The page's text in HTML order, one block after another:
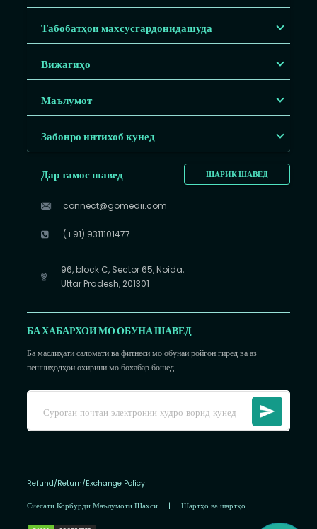
Табобатҳои махсусгардонидашуда
Вижагиҳо
Маълумот
Забонро интихоб кунед
ШАРИК ШАВЕД
Дар тамос шавед
connect@gomedii.com
(+91) 9311101477
96, block C, Sector 65, Noida,
Uttar Pradesh, 201301
БА ХАБАРХОИ МО ОБУНА ШАВЕД
Ба маслиҳати саломатӣ ва фитнеси мо обунаи ройгон гиред ва аз
пешниҳодҳои охирини мо бохабар бошед
Refund/Return/Exchange Policy
Сиёсати Корбурди Маълумоти Шахсӣ | Шартҳо ва шартҳо